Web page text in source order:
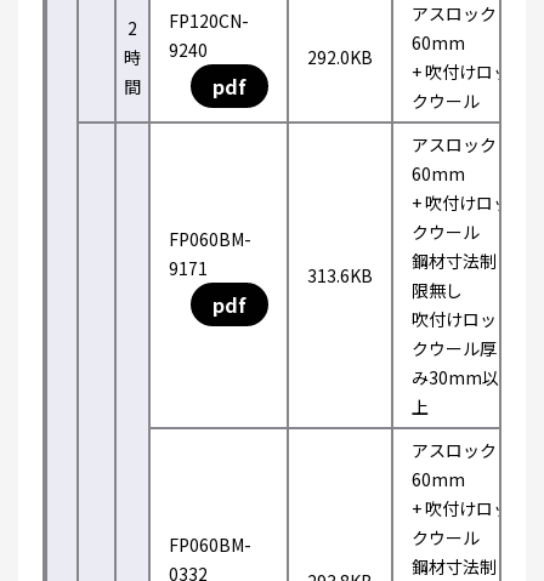
2
時
間
FP120CN-
9240
pdf
292.0KB
アスロック
60mm
+ 吹付けロッ
クウール
FP060BM-
9171
pdf
313.6KB
アスロック
60mm
+ 吹付けロッ
クウール
鋼材寸法制
限無し
吹付けロッ
クウール厚
み30mm以
上
FP060BM-
0332
アスロック
60mm
+ 吹付けロッ
クウール
鋼材寸法制